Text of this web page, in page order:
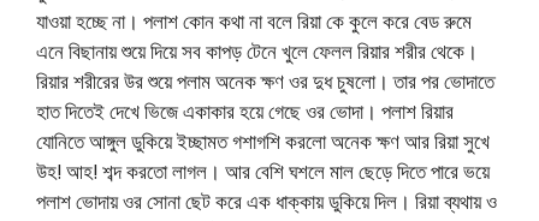
যাওয়া হচ্ছে না। পলাশ কোন কথা না বলে রিয়া কে কুলে করে বেড রুমে
এনে বিছানায় শুয়ে দিয়ে সব কাপড় টেনে খুলে ফেলল রিয়ার শরীর থেকে।
রিয়ার শরীরের উর শুয়ে পলাম অনেক ক্ষণ ওর দুধ চুষলো। তার পর ভোদাতে
হাত দিতেই দেখে ভিজে একাকার হয়ে গেছে ওর ভোদা। পলাশ রিয়ার
যোনিতে আঙ্গুল ডুকিয়ে ইচ্ছামত গশাগশি করলো অনেক ক্ষণ আর রিয়া সুখে
উহ! আহ! শব্দ করতো লাগল। আর বেশি ঘশলে মাল ছেড়ে দিতে পারে ভয়ে
পলাশ ভোদায় ওর সোনা ছেট করে এক ধাক্কায় ডুকিয়ে দিল। রিয়া ব্যথায় ও